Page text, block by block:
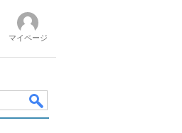
マイページ